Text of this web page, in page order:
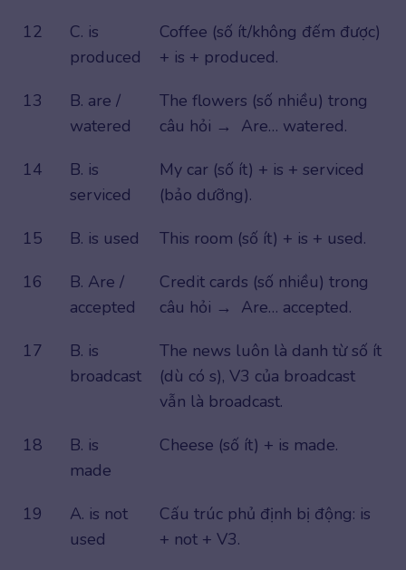
12
C. is
produced
Coffee (số ít/không đếm được)
+ is + produced.
13
B. are /
watered
The flowers (số nhiều) trong
câu hỏi → Are… watered.
14
B. is
serviced
My car (số ít) + is + serviced
(bảo dưỡng).
15
B. is used
This room (số ít) + is + used.
16
B. Are /
accepted
Credit cards (số nhiều) trong
câu hỏi → Are… accepted.
17
B. is
broadcast
The news luôn là danh từ số ít
(dù có s), V3 của broadcast
vẫn là broadcast.
18
B. is
made
Cheese (số ít) + is made.
19
A. is not
used
Cấu trúc phủ định bị động: is
+ not + V3.